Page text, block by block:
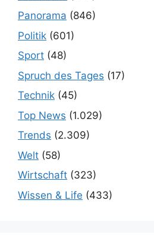
Panorama (846)
Politik (601)
Sport (48)
Spruch des Tages (17)
Technik (45)
Top News (1.029)
Trends (2.309)
Welt (58)
Wirtschaft (323)
Wissen & Life (433)